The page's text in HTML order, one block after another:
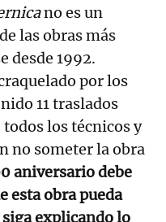
no es un
las obras más
desde 1992.
por los
11 traslados
los técnicos y
no someter la obra
aniversario debe
esta obra pueda
explicando lo